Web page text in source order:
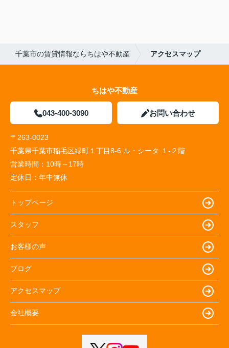
千葉市の賃貸情報ならちはや不動産 アクセスマップ
ちはや不動産
043-400-3090 お問い合わせ
〒263-0023
千葉県千葉市稲毛区緑町１丁目8-6 ル・シータ １-２階
営業時間： 10時～17時
定休日： 年中無休
トップページ
スタッフ
お客様の声
ブログ
アクセスマップ
会社概要